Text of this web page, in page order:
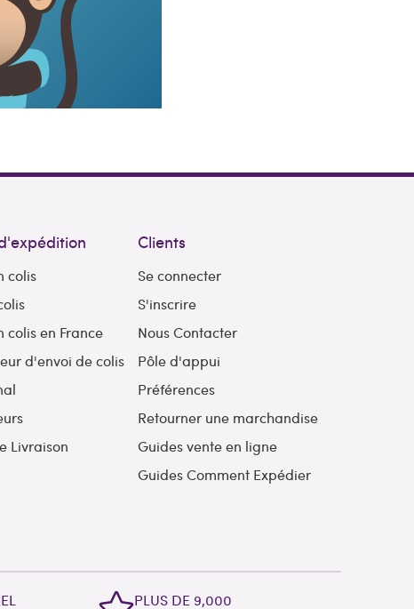
colis
colis en France
d'envoi de colis
Livraison
Clients
Se connecter
S'inscrire
Nous Contacter
Pôle d'appui
Préférences
Retourner une marchandise
Guides vente en ligne
Guides Comment Expédier
PLUS DE 9,000